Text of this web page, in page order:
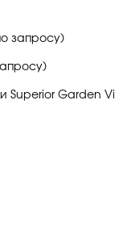
запросу)
Superior Garden